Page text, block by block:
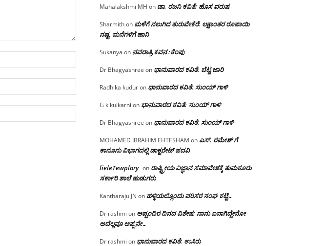
Name:*
Website:
Mahalakshmi MH on ಡಾ. ರಜನಿ ಕವಿತೆ: ಹೊಸ ವರುಷ
Sharmithon ಮಳೆಗೆ ನಲುಗಿದ ತುರುವೇಕೆರೆ: ಲಕ್ಷಾಂತರ ರೂಪಾಯಿ
ನಷ್ಟ, ಮನೆಗಳಿಗೆ ಹಾನಿ
Sukanya on ನವರಾತ್ರಿ ಕವನ :ಕೆಂಪು
Dr Bhagyashree on ಭಾನುವಾರದ ಕವಿತೆ: ಬೆಟ್ಟ ಜಾರಿ
Radhika kuduron ಭಾನುವಾರದ ಕವಿತೆ: ಸುಂಯ್ ಗಾಳಿ
G k kulkarni on ಭಾನುವಾರದ ಕವಿತೆ: ಸುಂಯ್ ಗಾಳಿ
Dr Bhagyashree on ಭಾನುವಾರದ ಕವಿತೆ: ಸುಂಯ್ ಗಾಳಿ
MOHAMED IBRAHIM EHTESHAM on ಎಸ್. ರಮೇಶ್ ಗೆ
ಕಾನೂನು ವಿಭಾಗದಲ್ಲಿ ಡಾಕ್ಟರೇಟ್ ಪದವಿ
lieleTewplory on ರಾಷ್ಟ್ರೀಯ ವಿಜ್ಞಾನ ಸಮಾವೇಶಕ್ಕೆ‌ ತುಮಕೂರು
ಸರ್ಕಾರಿ ಶಾಲೆ ಹುಡುಗರು
Kantharaju JN on ಹಳ್ಳಿಯಲ್ಲೊಂದು ಪರಿಸರ ಸಂಘ ಕಟ್ಟಿ…
Dr rashmi on ಅಪ್ಪಂದಿರ ದಿನದ ವಿಶೇಷ: ನಾನು ಏನಾಗಿದ್ದೇನೋ‌
ಅದೆಲ್ಲವೂ ಅಪ್ಪನೇ…
Dr rashmi on ಭಾನುವಾರದ ಕವಿತೆ: ಉಸಿರು